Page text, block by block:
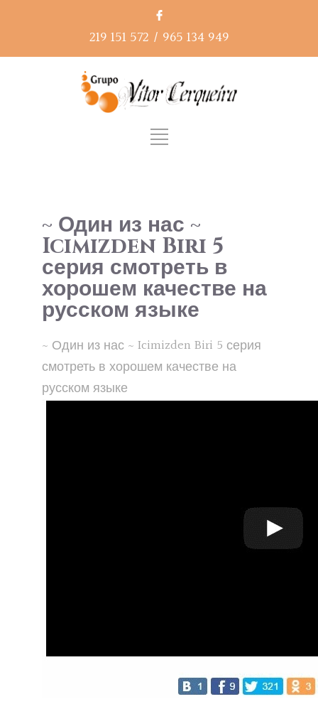
219 151 572 / 965 134 949
~ Один из нас ~
Icimizden Biri 5
серия смотреть в
хорошем качестве на
русском языке
~ Один из нас ~ Icimizden Biri 5 серия
смотреть в хорошем качестве на
русском языке